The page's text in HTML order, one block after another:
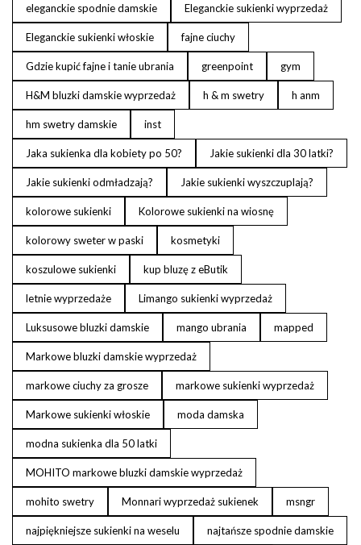
eleganckie spodnie damskie Eleganckie sukienki wyprzedaż
Eleganckie sukienki włoskie fajne ciuchy
Gdzie kupić fajne i tanie ubrania greenpoint gym
H&M bluzki damskie wyprzedaż h & m swetry h anm
hm swetry damskie inst
Jaka sukienka dla kobiety po 50? Jakie sukienki dla 30 latki?
Jakie sukienki odmładzają? Jakie sukienki wyszczuplają?
kolorowe sukienki Kolorowe sukienki na wiosnę
kolorowy sweter w paski kosmetyki
koszulowe sukienki kup bluzę z eButik
letnie wyprzedaże Limango sukienki wyprzedaż
Luksusowe bluzki damskie mango ubrania mapped
Markowe bluzki damskie wyprzedaż
markowe ciuchy za grosze markowe sukienki wyprzedaż
Markowe sukienki włoskie moda damska
modna sukienka dla 50 latki
MOHITO markowe bluzki damskie wyprzedaż
mohito swetry Monnari wyprzedaż sukienek msngr
najpiękniejsze sukienki na weselu najtańsze spodnie damskie